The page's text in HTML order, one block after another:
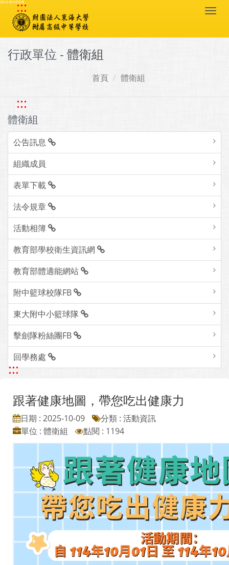
跳到主要內容區塊
:::
行政單位 - 體衛組
首頁 體衛組
:::
體衛組
公告訊息
組織成員
表單下載
法令規章
活動相簿
教育部學校衛生資訊網
教育部體適能網站
附中籃球校隊FB
東大附中小籃球隊
擊劍隊粉絲團FB
回學務處
:::
跟著健康地圖，帶您吃出健康力
日期 : 2025-10-09
分類 : 活動資訊
單位 : 體衛組
點閱 : 1194